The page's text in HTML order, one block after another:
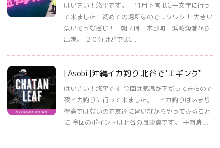
はいさい！悠平です。 11月下旬 B.G一文字に行っ
て来ました！初めての場所なのでワクワク！ 大きい
魚いそうな感じ！ 朝７時 本部町 浜崎漁港から
出港。 ２０分ほどでB.G ...
[Asobi]沖縄イカ釣り 北谷で"エギング"
はいさい！悠平です 今回は気温が下がってきたので
夜イカ釣りに行って来ました。 イカ釣りはあまり
得意ではないので友達に習いながらやってみること
に 今回のポイントは北谷の風車裏です。 干潮時 ...